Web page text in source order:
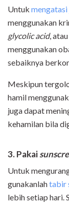
Untuk
menggunakan
glycolic acid,
menggunakan
sebaiknya
Meskipun
hamil
juga dapat
kehamilan bila
3. Pakai
Untuk
gunakanlahtabir
lebih setiap hari.